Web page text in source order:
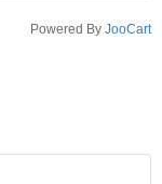
Powered By JooCart